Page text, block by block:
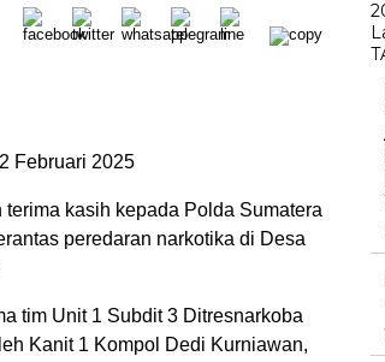
Februari 2025
kasih kepada Polda Sumatera
peredaran narkotika di Desa
tim Unit 1 Subdit 3 Ditresnarkoba
Kanit 1 Kompol Dedi Kurniawan,